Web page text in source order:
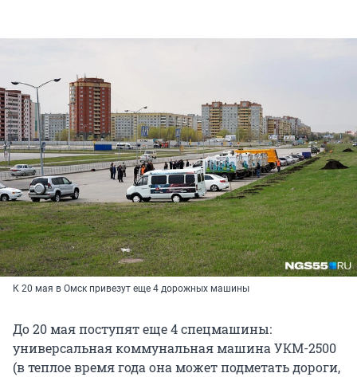
К 20 мая в Омск привезут еще 4 дорожных машины
До 20 мая поступят еще 4 спецмашины:
универсальная коммунальная машина УКМ-2500
(в теплое время года она может подметать дороги,